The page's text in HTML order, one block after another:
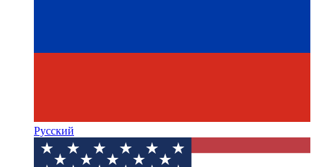
Русский